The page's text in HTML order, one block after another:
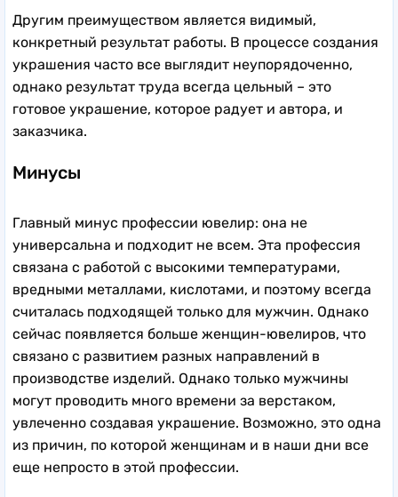
Другим преимуществом является видимый,
конкретный результат работы. В процессе создания
украшения часто все выглядит неупорядоченно,
однако результат труда всегда цельный – это
готовое украшение, которое радует и автора, и
заказчика.
Минусы
Главный минус профессии ювелир: она не
универсальна и подходит не всем. Эта профессия
связана с работой с высокими температурами,
вредными металлами, кислотами, и поэтому всегда
считалась подходящей только для мужчин. Однако
сейчас появляется больше женщин-ювелиров, что
связано с развитием разных направлений в
производстве изделий. Однако только мужчины
могут проводить много времени за верстаком,
увлеченно создавая украшение. Возможно, это одна
из причин, по которой женщинам и в наши дни все
еще непросто в этой профессии.